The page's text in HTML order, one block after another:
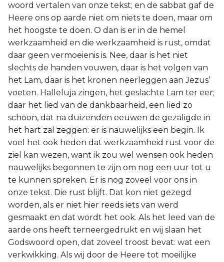
woord vertalen van onze tekst; en de sabbat gaf de
Heere ons op aarde niet om niets te doen, maar om
het hoogste te doen. O dan is er in de hemel
werkzaamheid en die werkzaamheid is rust, omdat
daar geen vermoeienis is. Nee, daar is het niet
slechts de handen vouwen, daar is het volgen van
het Lam, daar is het kronen neerleggen aan Jezus’
voeten. Halleluja zingen, het geslachte Lam ter eer;
daar het lied van de dankbaarheid, een lied zo
schoon, dat na duizenden eeuwen de gezaligde in
het hart zal zeggen: er is nauwelijks een begin. Ik
voel het ook heden dat werkzaamheid rust voor de
ziel kan wezen, want ik zou wel wensen ook heden
nauwelijks begonnen te zijn om nog een uur tot u
te kunnen spreken. Er is nog zoveel voor ons in
onze tekst. Die rust blijft. Dat kon niet gezegd
worden, als er niet hier reeds iets van werd
gesmaakt en dat wordt het ook. Als het leed van de
aarde ons heeft terneergedrukt en wij slaan het
Godswoord open, dat zoveel troost bevat: wat een
verkwikking. Als wij door de Heere tot moeilijke